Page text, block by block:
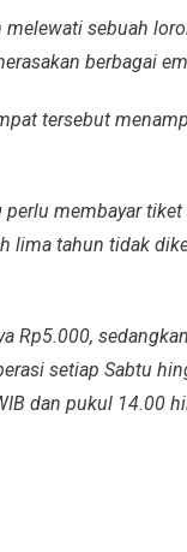
sebuah
berbagai
tersebut
membayar
lima tahun tidak
Rp5.000,
setiap Sabtu
dan pukul 14.00